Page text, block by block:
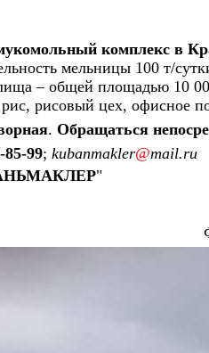
комплекс в
мельницы 100 т/
– общей площадью 10
рис, рисовый цех, офисное
. Обращаться
85-99; kubanmakler@mail.ru
"